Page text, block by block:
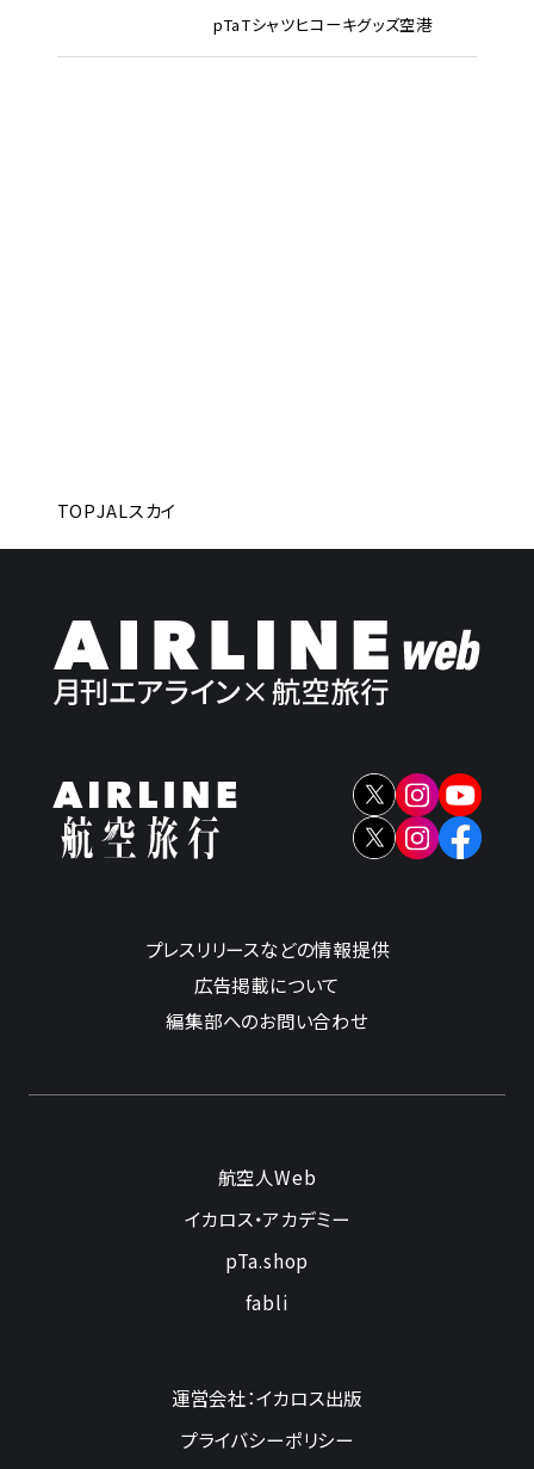
pTaTシャツヒコーキグッズ空港
TOPJALスカイ
プレスリリースなどの情報提供
広告掲載について
編集部へのお問い合わせ
航空人Web
イカロス・アカデミー
pTa.shop
fabli
運営会社：イカロス出版
プライバシーポリシー